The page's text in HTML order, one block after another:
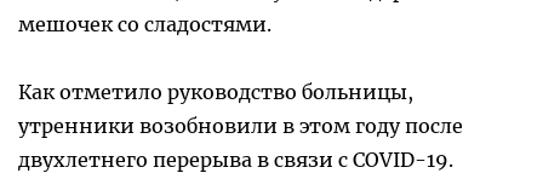
мешочек со сладостями.
Как отметило руководство больницы,
утренники возобновили в этом году после
двухлетнего перерыва в связи с COVID-19.